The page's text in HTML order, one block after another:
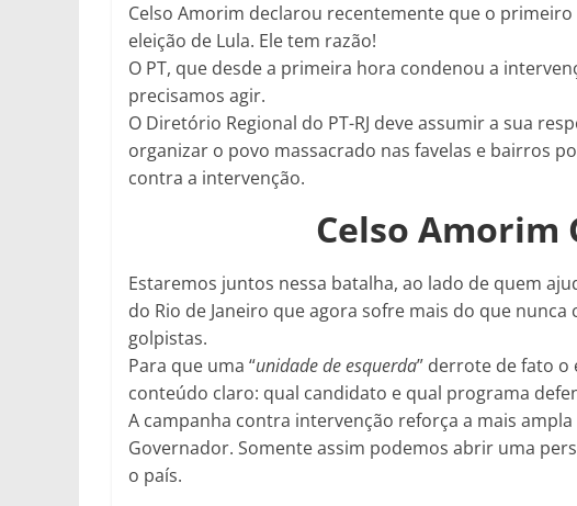
Celso Amorim declarou recentemente que o
eleição de Lula. Ele tem razão!
O PT, que desde a primeira hora condenou a
precisamos agir.
O Diretório Regional do PT-RJ deve assumir a sua
organizar o povo massacrado nas favelas e bairros
contra a intervenção.
Celso Amorim
Estaremos juntos nessa batalha, ao lado de quem
do Rio de Janeiro que agora sofre mais do que
golpistas.
Para que uma “unidade de esquerda” derrote de fato o
conteúdo claro: qual candidato e qual programa
A campanha contra intervenção reforça a mais
Governador. Somente assim podemos abrir uma
o país.